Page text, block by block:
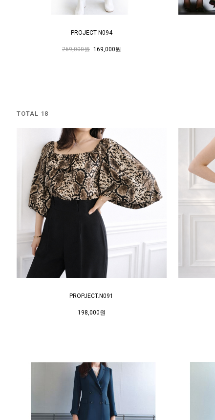
PROJECT N094
269,000원 169,000원
TOTAL 18
PROPJECT.N091
198,000원